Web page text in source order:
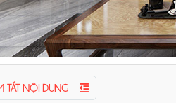
TẮT NỘI DUNG
Bếp điện từ EU-
TE259Plus
$ 8,590,000
Bếp điện từ Eurosun
EU-TE316